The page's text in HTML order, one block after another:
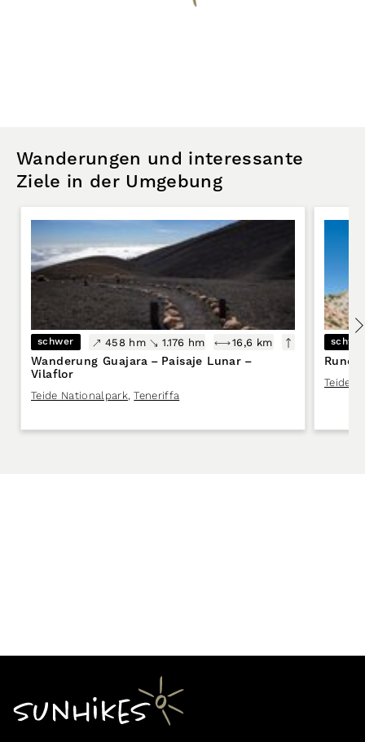
Wanderungen und interessante
Ziele in der Umgebung
schwer 458 hm 1.176 hm 16,6 km
Wanderung Guajara – Paisaje Lunar –
Vilaflor
Teide Nationalpark, Teneriffa
Teide